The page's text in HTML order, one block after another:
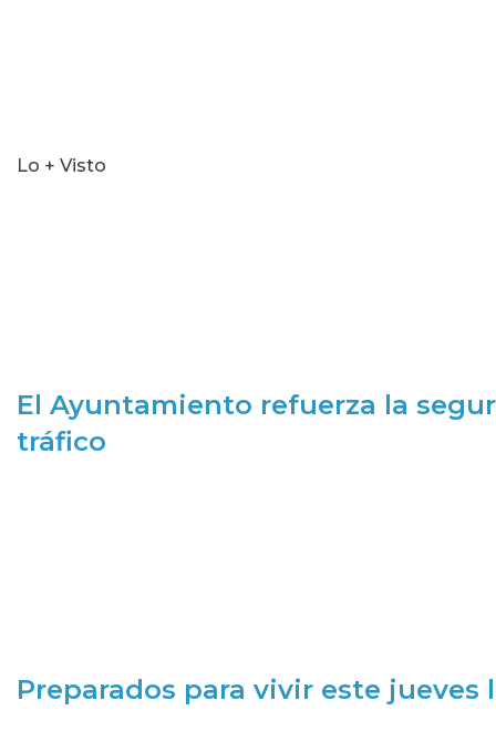
Lo + Visto
El Ayuntamiento refuerza la
tráfico
Preparados para vivir este jueves